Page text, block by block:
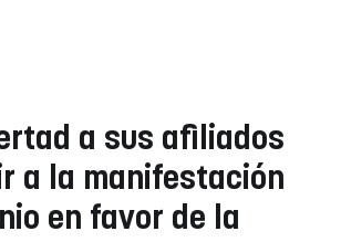
a sus afiliados
a la manifestación
en favor de la